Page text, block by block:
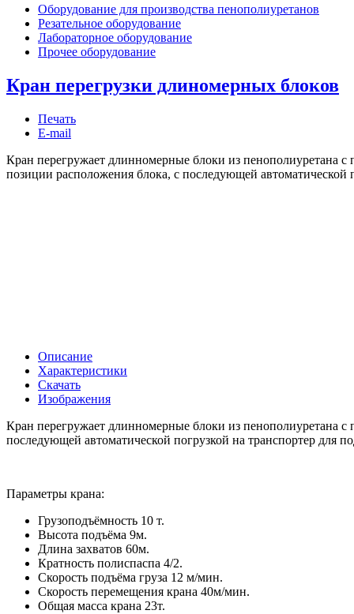
Оборудование для производства пенополиуретанов
Резательное оборудование
Лабораторное оборудование
Прочее оборудование
Кран перегрузки длиномерных блоков
Печать
E-mail
Кран перегружает длинномерные блоки из пенополиуретана
позиции расположения блока, с последующей автоматической
Описание
Характеристики
Скачать
Изображения
Кран перегружает длинномерные блоки из пенополиуретана
последующей автоматической погрузкой на транспортер для
Параметры крана:
Грузоподъёмность 10 т.
Высота подъёма 9м.
Длина захватов 60м.
Кратность полиспаспа 4/2.
Скорость подъёма груза 12 м/мин.
Скорость перемещения крана 40м/мин.
Общая масса крана 23т.